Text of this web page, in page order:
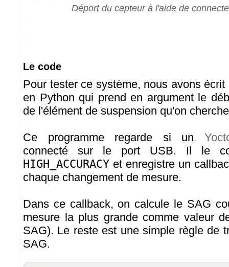
Déport du capteur à l'aide de
Le code
Pour tester ce système, nous avons
en Python qui prend en argument le
de l'élément de suspension qu'on
Ce programme regarde si un
connecté sur le port USB. Il le
HIGH_ACCURACY et enregistre un
chaque changement de mesure.
Dans ce callback, on calcule le SAG
mesure la plus grande comme valeur
SAG). Le reste est une simple règle de
SAG.